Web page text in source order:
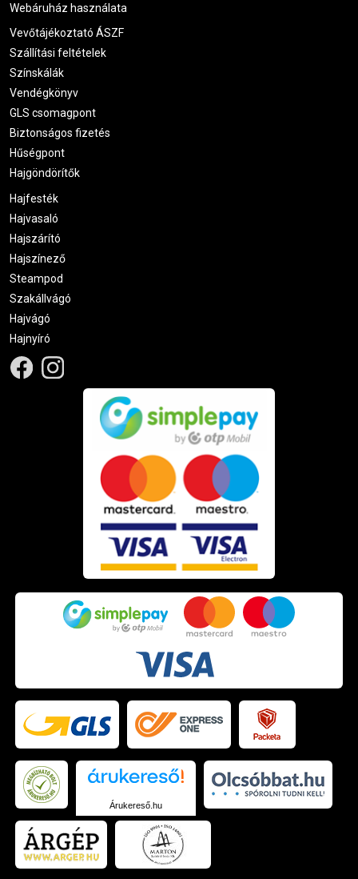
Webáruház használata
Vevőtájékoztató ÁSZF
Szállítási feltételek
Színskálák
Vendégkönyv
GLS csomagpont
Biztonságos fizetés
Hűségpont
Hajgöndörítők
Hajfesték
Hajvasaló
Hajszárító
Hajszínező
Steampod
Szakállvágó
Hajvágó
Hajnyíró
Árukereső.hu